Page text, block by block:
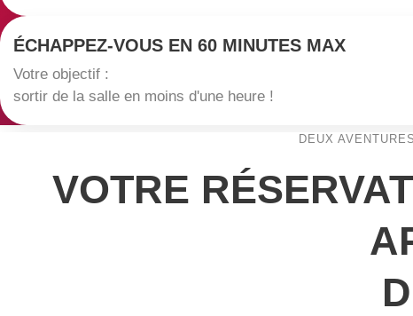
ÉCHAPPEZ-VOUS EN 60 MINUTES MAX
Votre objectif :
sortir de la salle en moins d'une heure !
DEUX
VOTRE